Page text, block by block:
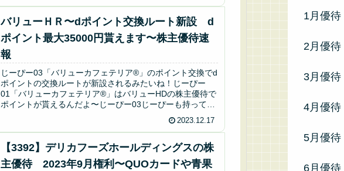
バリューＨＲ〜dポイント交換ルート新設 d
ポイント最大35000円貰えます〜株主優待速
報
じーぴー03「バリューカフェテリア®」のポイント交換でd
ポイントの交換ルートが新設されるみたいね！じーぴー
01「バリューカフェテリア®」はバリューHDの株主優待で
ポイントが貰えるんだよ〜じーぴー03じーぴーも持ってい
2023.12.17
【3392】デリカフーズホールディングスの株
主優待 2023年9月権利〜QUOカードや青果
1月優待
2月優待
3月優待
4月優待
5月優待
6月優待